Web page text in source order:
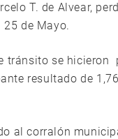
T. de Alvear,
de Mayo.
tránsito se hicieron
resultado de
al corralón